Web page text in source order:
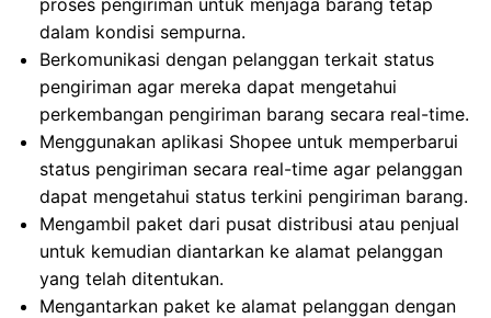
proses pengiriman untuk menjaga barang tetap
dalam kondisi sempurna.
Berkomunikasi dengan pelanggan terkait status
pengiriman agar mereka dapat mengetahui
perkembangan pengiriman barang secara real-time.
Menggunakan aplikasi Shopee untuk memperbarui
status pengiriman secara real-time agar pelanggan
dapat mengetahui status terkini pengiriman barang.
Mengambil paket dari pusat distribusi atau penjual
untuk kemudian diantarkan ke alamat pelanggan
yang telah ditentukan.
Mengantarkan paket ke alamat pelanggan dengan